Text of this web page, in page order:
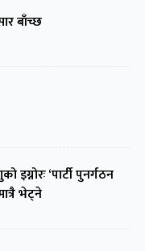
बाँच्छ
इग्नोरः ‘पार्टी पुनर्गठन
भेट्ने